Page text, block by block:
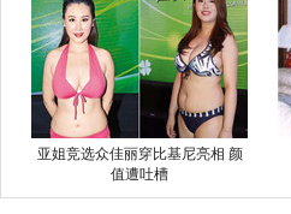
亚姐竞选众佳丽穿比基尼亮相 颜
值遭吐槽